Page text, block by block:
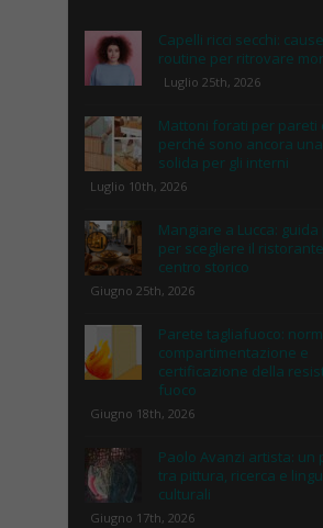
Capelli ricci secchi:
routine per ritrovare
Luglio 25th, 2026
Mattoni forati per pareti
perché sono ancora
solida per gli interni
Luglio 10th, 2026
Mangiare a Lucca:
per scegliere il
centro storico
Giugno 25th, 2026
Parete tagliafuoco:
compartimentazione e
certificazione della
fuoco
Giugno 18th, 2026
Paolo Avanzi artista: un
tra pittura, ricerca e
culturali
Giugno 17th, 2026